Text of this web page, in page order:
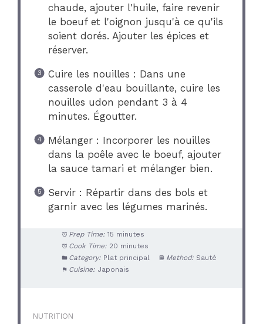
chaude, ajouter l'huile, faire revenir
le boeuf et l'oignon jusqu'à ce qu'ils
soient dorés. Ajouter les épices et
réserver.
Cuire les nouilles : Dans une
casserole d'eau bouillante, cuire les
nouilles udon pendant 3 à 4
minutes. Égoutter.
Mélanger : Incorporer les nouilles
dans la poêle avec le boeuf, ajouter
la sauce tamari et mélanger bien.
Servir : Répartir dans des bols et
garnir avec les légumes marinés.
Prep Time: 15 minutes
Cook Time: 20 minutes
Category: Plat principal Method: Sauté
Cuisine: Japonais
NUTRITION